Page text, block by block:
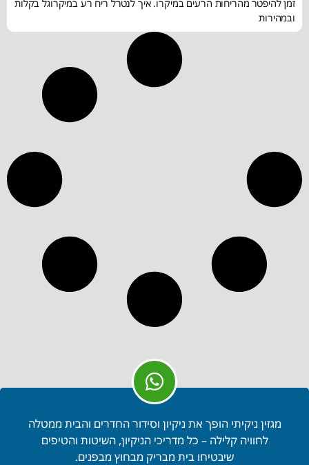
זמן להיפטר מהריחות הרעים במיקרו. איך לנטרל ריח רע במיקרוגל בקלות
ובמהירות
מגזין ניקיתי הופך את ניקיון וסידור החדרים והבית ממטלה
לחוויה קלילה – כל מדריכי הניקיון, השיטות והטיפים
שיבטיחו בית מבריק מבחוץ מבפנים.